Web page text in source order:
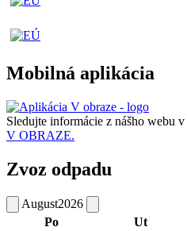
Mobilná aplikácia
Sledujte informácie z nášho webu v
V OBRAZE.
Zvoz odpadu
August2026
Po
Ut